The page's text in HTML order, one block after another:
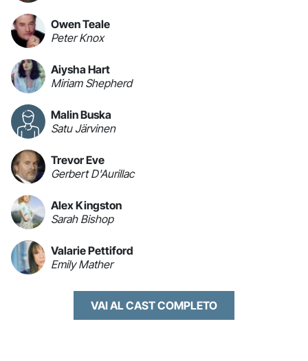
Owen Teale
Peter Knox
Aiysha Hart
Miriam Shepherd
Malin Buska
Satu Järvinen
Trevor Eve
Gerbert D'Aurillac
Alex Kingston
Sarah Bishop
Valarie Pettiford
Emily Mather
VAI AL CAST COMPLETO